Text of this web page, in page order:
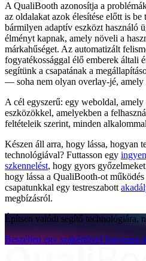
A QualiBooth azonosítja a
az oldalakat azok élesítése előtt is
bármilyen adaptív eszközt használó
élményt kapnak, amely növeli a
márkahűséget. Az automatizált
fogyatékossággal élő emberek általi
segítünk a csapatának a
— soha nem olyan overlay-jé, amely
A cél egyszerű: egy weboldal, amely
eszközökkel, amelyekben a
feltételeik szerint, minden
Készen áll arra, hogy lássa, hogyan
technológiával? Futtasson egy
szkennelést, hogy gyors
hogy lássa a QualiBooth-ot
csapatunkkal egy testreszabott
megbízásról.
Építsen valódi segítő technológiára,
Beszéljen egy szakértővel Ingyenes